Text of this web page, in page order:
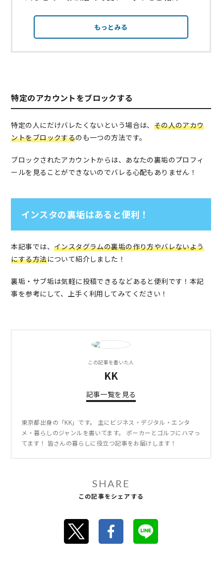
もっとみる
特定のアカウントをブロックする
特定の人にだけバレたくないという場合は、 その人のアカウ
ントをブロックするのも一つの方法です。
ブロックされたアカウントからは、あなたの裏垢のプロフィ
ールを見ることができないのでバレる心配もありません！
インスタの裏垢はあると便利！
本記事では、 インスタグラムの裏垢の作り方やバレないよう
にする方法について紹介しました！
裏垢・サブ垢は気軽に投稿できるなどあると便利です！本記
事を参考にして、上手く利用してみてください！
この記事を書いた人
KK
記事一覧を見る
東京都出身の「KK」です。 主にビジネス・デジタル・エンタ
メ・暮らしのジャンルを書いてます。 ポーカーとゴルフにハマっ
てます！ 皆さんの暮らしに役立つ記事をお届けします！
SHARE
この記事をシェアする